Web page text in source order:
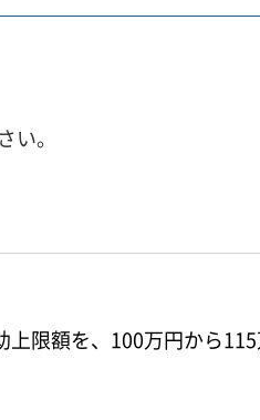
。
限額を、100万円から115